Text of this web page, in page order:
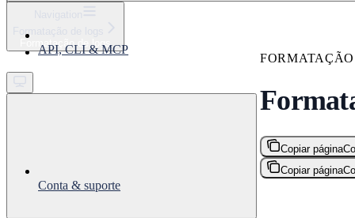
Get started
Formatação de logs
Formatação de logs
API, CLI & MCP
Conta & suporte
Copiar página
Copiar página